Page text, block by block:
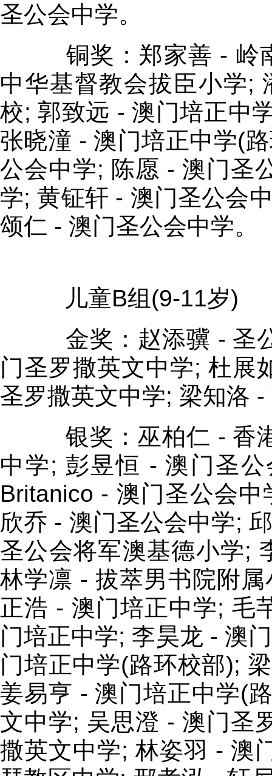
圣公会中学。
铜奖：郑家善 - 岭
中华基督教会拔臣小学;
校; 郭致远 - 澳门培正中
张晓潼 - 澳门培正中学(
公会中学; 陈愿 - 澳门圣
学; 黄钲轩 - 澳门圣公会
颂仁 - 澳门圣公会中学。
儿童B组(9-11岁)
金奖：赵添骥 - 圣公
门圣罗撒英文中学; 杜展
圣罗撒英文中学; 梁知洛
银奖：巫柏仁 - 香港
中学; 彭昱恒 - 澳门圣
Britanico - 澳门圣公会
欣乔 - 澳门圣公会中学;
圣公会将军澳基德小学;
林学凛 - 拔萃男书院附
正浩 - 澳门培正中学; 毛
门培正中学; 李昊龙 - 澳
门培正中学(路环校部);
姜易亨 - 澳门培正中学(
文中学; 吴思澄 - 澳门圣
撒英文中学; 林姿羽 - 澳